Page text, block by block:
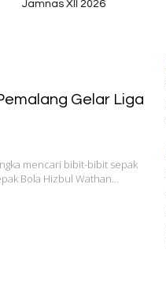
Jamnas XII 2026
Gelar Liga
mencari bibit-bibit sepak
Bola Hizbul Wathan…